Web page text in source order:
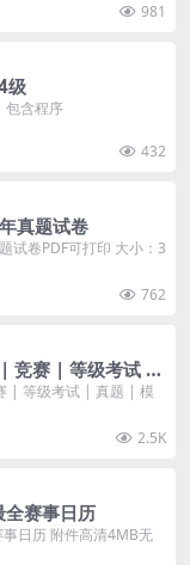
981
级
包含程序
432
真题试卷
试卷PDF可打印 大小：3
762
竞赛 | 等级考试 |
| 等级考试 | 真题 | 模
2.5K
赛事日历
日历 附件高清4MB无